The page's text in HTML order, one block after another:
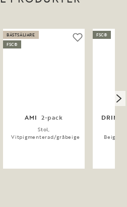
AMI 2-pack
Stol,
Vitpigmenterad/gråbeige
BÄSTSÄLJARE
FSC®
Beige/
FSC®